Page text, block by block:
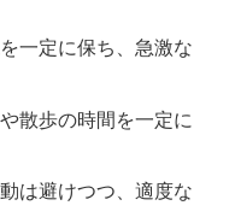
一定に保ち、急激な
や散歩の時間を一定に
動は避けつつ、適度な